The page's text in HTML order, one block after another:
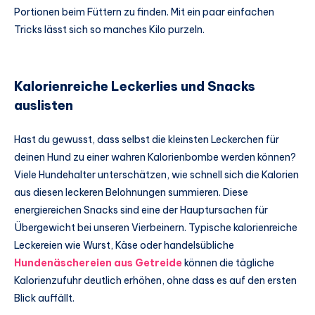
Portionen beim Füttern zu finden. Mit ein paar einfachen
Tricks lässt sich so manches Kilo purzeln.
Kalorienreiche Leckerlies und Snacks
auslisten
Hast du gewusst, dass selbst die kleinsten Leckerchen für
deinen Hund zu einer wahren Kalorienbombe werden können?
Viele Hundehalter unterschätzen, wie schnell sich die Kalorien
aus diesen leckeren Belohnungen summieren. Diese
energiereichen Snacks sind eine der Hauptursachen für
Übergewicht bei unseren Vierbeinern. Typische kalorienreiche
Leckereien wie Wurst, Käse oder handelsübliche
Hundenäschereien aus Getreide können die tägliche
Kalorienzufuhr deutlich erhöhen, ohne dass es auf den ersten
Blick auffällt.